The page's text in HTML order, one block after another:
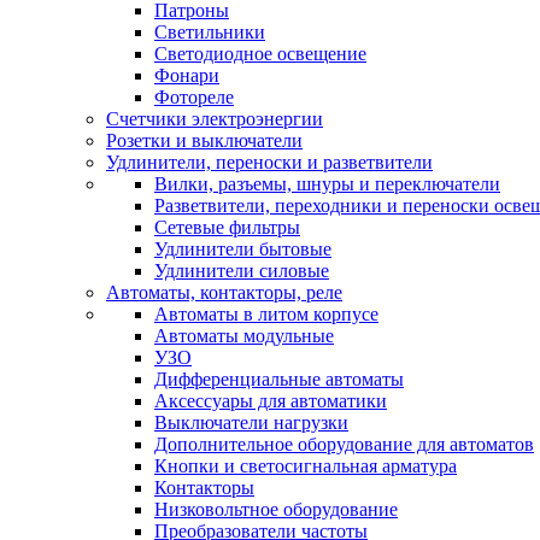
Патроны
Светильники
Светодиодное освещение
Фонари
Фотореле
Счетчики электроэнергии
Розетки и выключатели
Удлинители, переноски и разветвители
Вилки, разъемы, шнуры и переключатели
Разветвители, переходники и переноски
Сетевые фильтры
Удлинители бытовые
Удлинители силовые
Автоматы, контакторы, реле
Автоматы в литом корпусе
Автоматы модульные
УЗО
Дифференциальные автоматы
Аксессуары для автоматики
Выключатели нагрузки
Дополнительное оборудование для автоматов
Кнопки и светосигнальная арматура
Контакторы
Низковольтное оборудование
Преобразователи частоты